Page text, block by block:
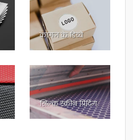
कागज के डिब्बे
सिल्क स्क्रीन प्रिंटिंग